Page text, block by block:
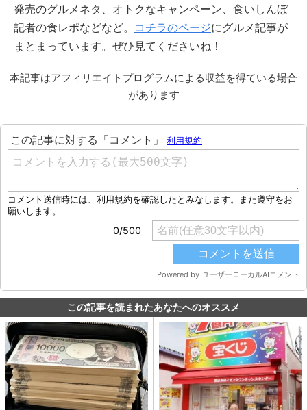
発売のグルメネタ、オトクなキャンペーン、食いしんぼ
記者の食レポなどなど。
コチラのページにグルメ記事が
まとまっています。ぜひ見てくださいね！
本記事はアフィリエイトプログラムによる収益を得ている場合
があります
この記事を読まれたあなたへのオススメ